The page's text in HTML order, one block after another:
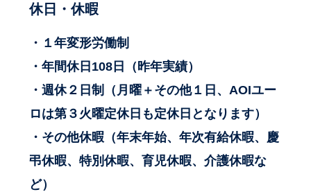
休日・休暇
・１年変形労働制
・年間休日108日（昨年実績）
・週休２日制（月曜＋その他１日、AOIユー
ロは第３火曜定休日も定休日となります）
・その他休暇（年末年始、年次有給休暇、慶
弔休暇、特別休暇、育児休暇、介護休暇な
ど）